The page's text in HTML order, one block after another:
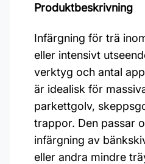
Produktbeskrivning
Infärgning för trä
eller intensivt
verktyg och antal
är idealisk för
parkettgolv,
trappor. Den passar
infärgning av
eller andra mindre